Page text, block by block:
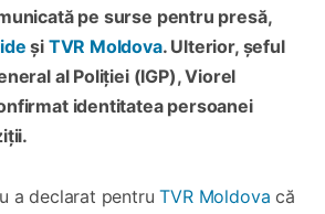
pe surse pentru presă,
și TVR Moldova. Ulterior, șeful
al Poliției (IGP), Viorel
identitatea persoanei
a declarat pentruTVR Moldova că